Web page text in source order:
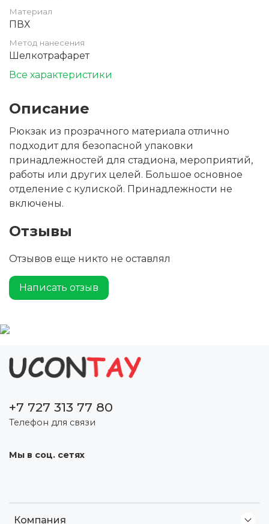
Материал
ПВХ
Метод нанесения
Шелкотрафарет
Все характеристики
Описание
Рюкзак из прозрачного материала отлично
подходит для безопасной упаковки
принадлежностей для стадиона, мероприятий,
работы или других целей. Большое основное
отделение с кулиской. Принадлежности не
включены.
Отзывы
Отзывов еще никто не оставлял
Написать отзыв
Компания
+7 727 313 77 80
Телефон для связи
Мы в соц. сетях